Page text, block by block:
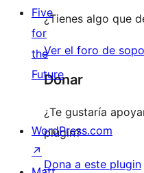
¿Tienes algo que
Ver el foro de
Donar
¿Te gustaría
plugin?
Dona a este plugin
Five
for
the
Future
WordPress.com
↗